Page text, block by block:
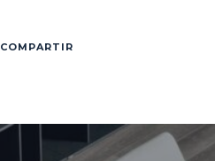
COMPARTIR